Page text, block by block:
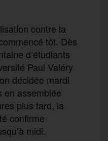
contre la
tôt. Dès
d’étudiants
Paul Valéry
décidée mardi
en assemblée
plus tard, la
confirme
midi.